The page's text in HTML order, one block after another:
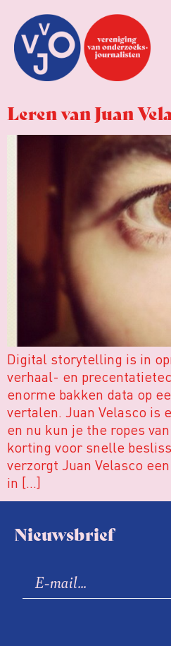
Leren van Juan
Digital storytelling is in
verhaal- en
enorme bakken data op
vertalen. Juan Velasco is
en nu kun je the ropes
korting voor snelle
verzorgt Juan Velasco
in […]
Nieuwsbrief